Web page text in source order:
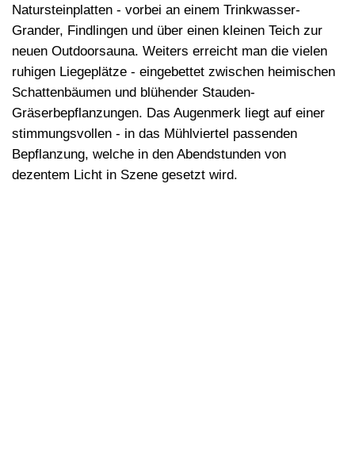
Natursteinplatten - vorbei an einem Trinkwasser-
Grander, Findlingen und über einen kleinen Teich zur
neuen Outdoorsauna. Weiters erreicht man die vielen
ruhigen Liegeplätze - eingebettet zwischen heimischen
Schattenbäumen und blühender Stauden-
Gräserbepflanzungen. Das Augenmerk liegt auf einer
stimmungsvollen - in das Mühlviertel passenden
Bepflanzung, welche in den Abendstunden von
dezentem Licht in Szene gesetzt wird.